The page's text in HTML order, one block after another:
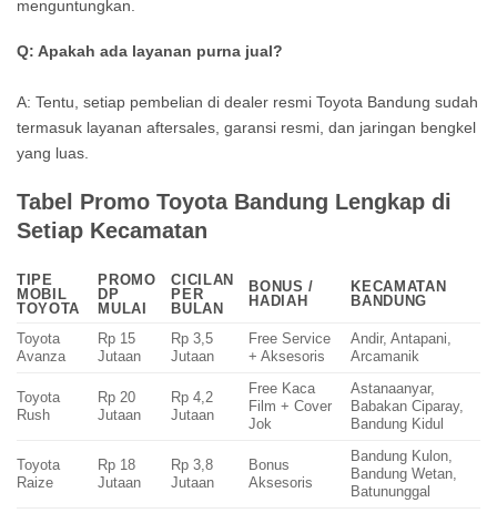
menguntungkan.
Q: Apakah ada layanan purna jual?
A: Tentu, setiap pembelian di dealer resmi Toyota Bandung sudah
termasuk layanan aftersales, garansi resmi, dan jaringan bengkel
yang luas.
Tabel Promo Toyota Bandung Lengkap di
Setiap Kecamatan
TIPE
MOBIL
TOYOTA
PROMO
DP
MULAI
CICILAN
PER
BULAN
BONUS /
HADIAH
KECAMATAN
BANDUNG
Toyota
Avanza
Rp 15
Jutaan
Rp 3,5
Jutaan
Free Service
+ Aksesoris
Andir, Antapani,
Arcamanik
Toyota
Rush
Rp 20
Jutaan
Rp 4,2
Jutaan
Free Kaca
Film + Cover
Jok
Astanaanyar,
Babakan Ciparay,
Bandung Kidul
Toyota
Raize
Rp 18
Jutaan
Rp 3,8
Jutaan
Bonus
Aksesoris
Bandung Kulon,
Bandung Wetan,
Batununggal